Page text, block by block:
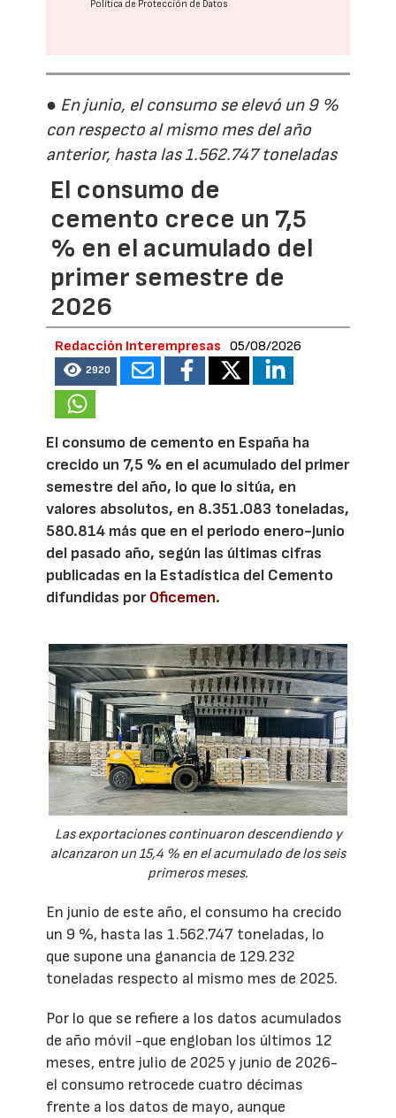
Política de Protección de Datos
● En junio, el consumo se elevó un 9 %
con respecto al mismo mes del año
anterior, hasta las 1.562.747 toneladas
El consumo de
cemento crece un 7,5
% en el acumulado del
primer semestre de
2026
Redacción Interempresas 05/08/2026
2920
El consumo de cemento en España ha
crecido un 7,5 % en el acumulado del primer
semestre del año, lo que lo sitúa, en
valores absolutos, en 8.351.083 toneladas,
580.814 más que en el periodo enero-junio
del pasado año, según las últimas cifras
publicadas en la Estadística del Cemento
difundidas porOficemen.
Las exportaciones continuaron descendiendo y
alcanzaron un 15,4 % en el acumulado de los seis
primeros meses.
En junio de este año, el consumo ha crecido
un 9 %, hasta las 1.562.747 toneladas, lo
que supone una ganancia de 129.232
toneladas respecto al mismo mes de 2025.
Por lo que se refiere a los datos acumulados
de año móvil -que engloban los últimos 12
meses, entre julio de 2025 y junio de 2026-
el consumo retrocede cuatro décimas
frente a los datos de mayo, aunque